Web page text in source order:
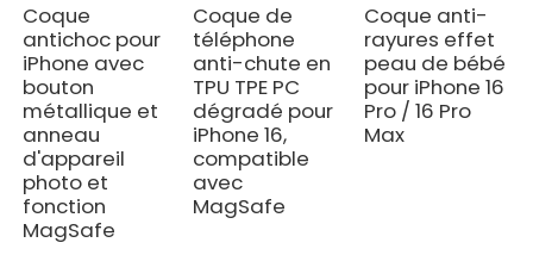
Coque
antichoc pour
iPhone avec
bouton
métallique et
anneau
d'appareil
photo et
fonction
MagSafe
Coque de
téléphone
anti-chute en
TPU TPE PC
dégradé pour
iPhone 16,
compatible
avec
MagSafe
Coque anti-
rayures effet
peau de bébé
pour iPhone 16
Pro / 16 Pro
Max